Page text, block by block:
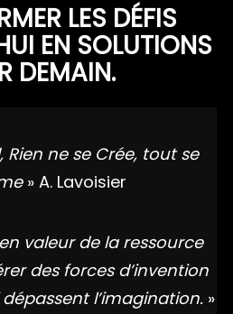
LES DÉFIS
EN SOLUTIONS
DEMAIN.
Rien ne se Crée, tout se
» A. Lavoisier
valeur de la ressource
des forces d’invention
l’imagination. »